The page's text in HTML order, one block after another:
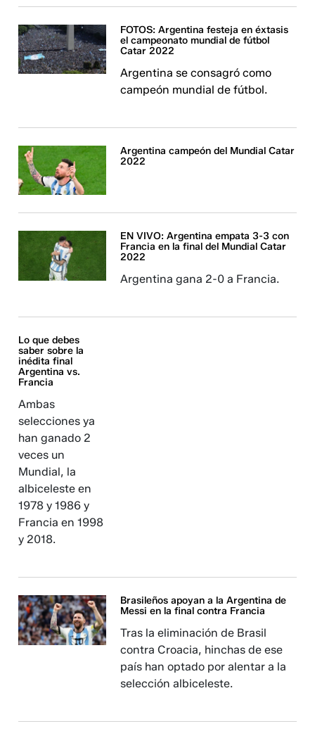
FOTOS: Argentina festeja en éxtasis
el campeonato mundial de fútbol
Catar 2022
Argentina se consagró como
campeón mundial de fútbol.
Argentina campeón del Mundial Catar
2022
EN VIVO: Argentina empata 3-3 con
Francia en la final del Mundial Catar
2022
Argentina gana 2-0 a Francia.
Lo que debes
saber sobre la
inédita final
Argentina vs.
Francia
Ambas
selecciones ya
han ganado 2
veces un
Mundial, la
albiceleste en
1978 y 1986 y
Francia en 1998
y 2018.
Brasileños apoyan a la Argentina de
Messi en la final contra Francia
Tras la eliminación de Brasil
contra Croacia, hinchas de ese
país han optado por alentar a la
selección albiceleste.